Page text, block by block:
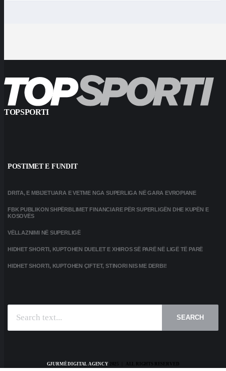
TOPSPORTI
POSTIMET E FUNDIT
DRITA, E MBIJETUARA E VETME NGA SUPERLIGA NË GARA EVROPIANE
FBK PUBLIKON SHPËRBLIMET FINANCIARE PËR SUPERLIGËN DHE KUPËN E
KOSOVËS
VËLLAZNIMI NË SUPERLIGË
HIDHET SHORTI, KUPTOHEN DUELET E XHIROS SË PARË NË LIGË TË PARË
HIDHET SHORTI, KUPTOHEN ÇIFTET, STINORI NIS ME DERBI!
SEARCH
GJURMË DIGITAL AGENCY2025 | ALL RIGHTS RESERVED